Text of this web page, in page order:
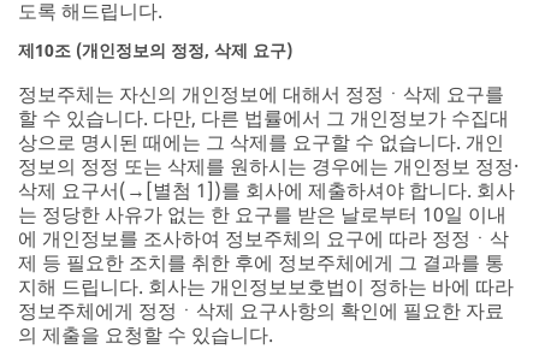
도록 해드립니다.
제10조 (개인정보의 정정, 삭제 요구)
정보주체는 자신의 개인정보에 대해서 정정ㆍ삭제 요구를
할 수 있습니다. 다만, 다른 법률에서 그 개인정보가 수집대
상으로 명시된 때에는 그 삭제를 요구할 수 없습니다. 개인
정보의 정정 또는 삭제를 원하시는 경우에는 개인정보 정정·
삭제 요구서(→[별첨 1])를 회사에 제출하셔야 합니다. 회사
는 정당한 사유가 없는 한 요구를 받은 날로부터 10일 이내
에 개인정보를 조사하여 정보주체의 요구에 따라 정정ㆍ삭
제 등 필요한 조치를 취한 후에 정보주체에게 그 결과를 통
지해 드립니다. 회사는 개인정보보호법이 정하는 바에 따라
정보주체에게 정정ㆍ삭제 요구사항의 확인에 필요한 자료
의 제출을 요청할 수 있습니다.